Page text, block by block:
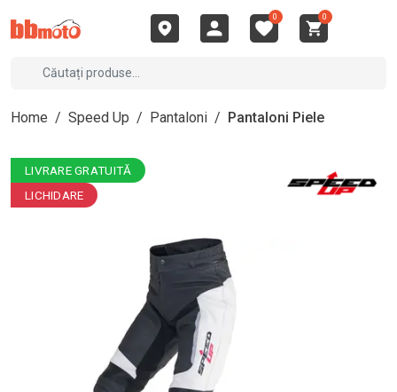
0 0
Home / Speed Up / Pantaloni / Pantaloni Piele
LIVRARE GRATUITĂ
LICHIDARE